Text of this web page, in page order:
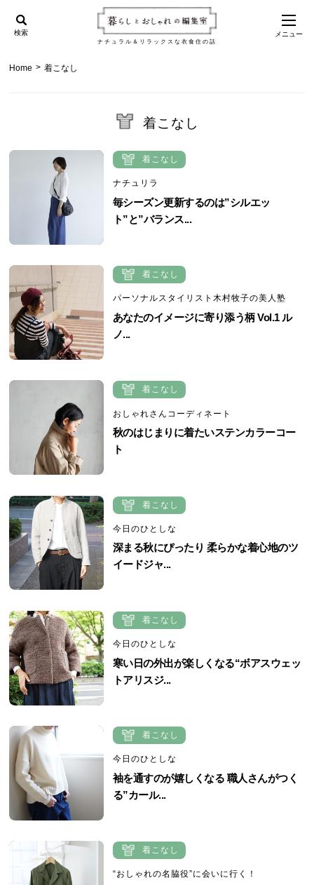
ナチュラル＆リラックスな衣食住の話
検索 メニュー
Home > 着こなし
着こなし
着こなし
ナチュリラ
毎シーズン更新するのは”シルエッ
ト”と”バランス...
着こなし
パーソナルスタイリスト木村牧子の美人塾
あなたのイメージに寄り添う柄 Vol.1 ル
ノ...
着こなし
おしゃれさんコーディネート
秋のはじまりに着たいステンカラーコー
ト
着こなし
今日のひとしな
深まる秋にぴったり 柔らかな着心地のツ
イードジャ...
着こなし
今日のひとしな
寒い日の外出が楽しくなる“ボアスウェッ
トアリスジ...
着こなし
今日のひとしな
袖を通すのが嬉しくなる 職人さんがつく
る”カール...
着こなし
“おしゃれの名脇役”に会いに行く！